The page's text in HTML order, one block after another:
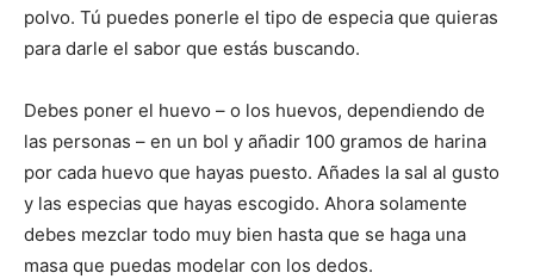
polvo. Tú puedes ponerle el tipo de especia que quieras
para darle el sabor que estás buscando.
Debes poner el huevo – o los huevos, dependiendo de
las personas – en un bol y añadir 100 gramos de harina
por cada huevo que hayas puesto. Añades la sal al gusto
y las especias que hayas escogido. Ahora solamente
debes mezclar todo muy bien hasta que se haga una
masa que puedas modelar con los dedos.